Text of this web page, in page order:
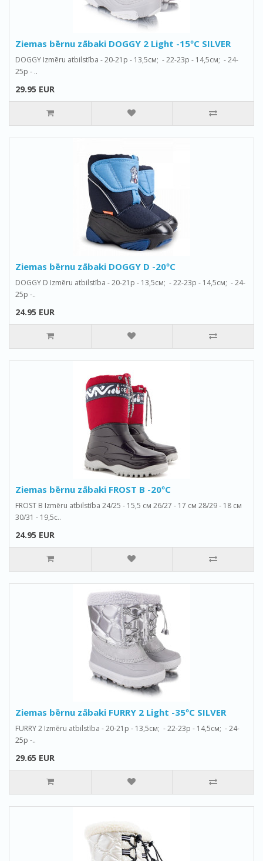
Ziemas bērnu zābaki DOGGY 2 Light -15ºС SILVER
DOGGY Izmēru atbilstība - 20-21р - 13,5см; - 22-23р - 14,5см; - 24-
25р - ..
29.95 EUR
Ziemas bērnu zābaki DOGGY D -20ºС
DOGGY D Izmēru atbilstība - 20-21р - 13,5см; - 22-23р - 14,5см; - 24-
25р -..
24.95 EUR
Ziemas bērnu zābaki FROST B -20ºС
FROST B Izmēru atbilstība 24/25 - 15,5 см 26/27 - 17 см 28/29 - 18 см
30/31 - 19,5с..
24.95 EUR
Ziemas bērnu zābaki FURRY 2 Light -35ºС SILVER
FURRY 2 Izmēru atbilstība - 20-21р - 13,5см; - 22-23р - 14,5см; - 24-
25р -..
29.65 EUR